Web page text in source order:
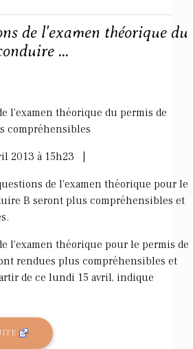
de l'examen théorique du
...
l'examen théorique du permis de
compréhensibles
2013 à 15h23 |
de l'examen théorique pour le
B seront plus compréhensibles et
l'examen théorique pour le permis de
rendues plus compréhensibles et
de ce lundi 15 avril, indique